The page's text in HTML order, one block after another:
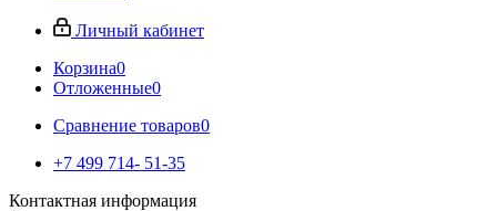
Личный кабинет
Корзина0
Отложенные0
Сравнение товаров0
+7 499 714- 51-35
Контактная информация